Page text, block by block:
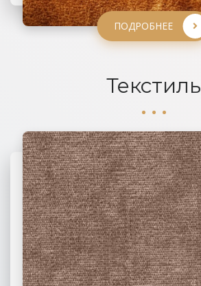
ПОДРОБНЕЕ
Текстиль
06 ЖАККАРД
03 ФЛОК